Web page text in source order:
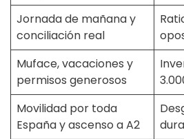
Jornada de mañana y
conciliación real
Muface, vacaciones y
permisos generosos
Movilidad por toda
España y ascenso a A2